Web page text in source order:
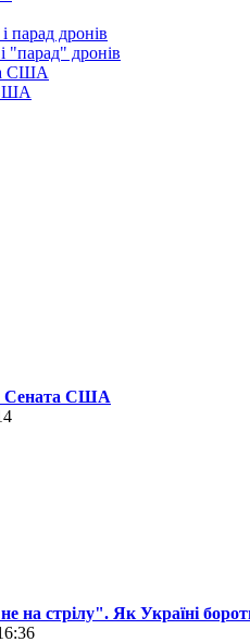
"парад" дронів
Сената США
на стрілу". Як Україні